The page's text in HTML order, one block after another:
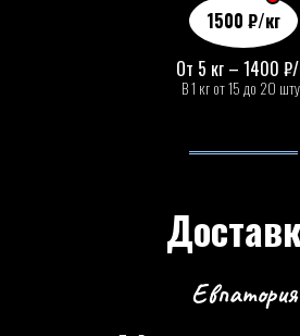
1500 ₽/кг
От 5 кг – 1400 ₽/
В 1 кг от 15 до 20
Евпатория